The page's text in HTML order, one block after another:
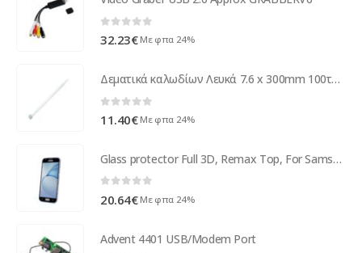
0 out of 5
32.23€ Με φπα 24%
Δεματικά καλωδίων Λευκά 7.6 x 300mm 100τεμ/Συσκ COM ( 17971 )
11.40€ Με φπα 24%
Glass protector Full 3D, Remax Top, For Samsung Galaxy S7 Edge, 0,3mm, Black - 52223
20.64€ Με φπα 24%
Advent 4401 USB/Modem Port